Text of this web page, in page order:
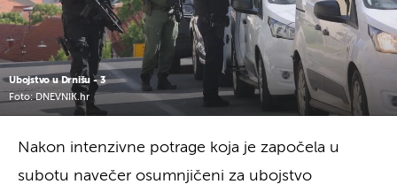
Ubojstvo u Drnišu - 3
Foto: DNEVNIK.hr
Nakon intenzivne potrage koja je započela u
subotu navečer osumnjičeni za ubojstvo